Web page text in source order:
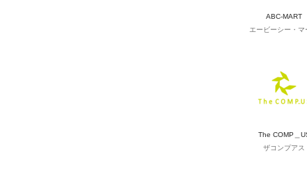
ABC-MART
エービーシー・マ
The COMP＿
ザコンプアス